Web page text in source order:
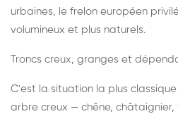
urbaines, le frelon européen
volumineux et plus naturels.
Troncs creux, granges et
C'est la situation la plus classique
arbre creux — chêne,